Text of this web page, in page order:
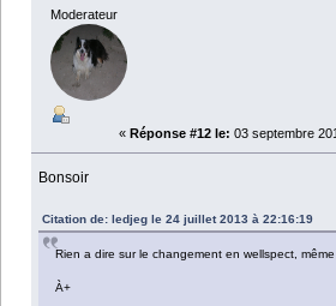
Moderateur
« Réponse #12 le: 03 septembre
Bonsoir
Citation de: ledjeg le 24 juillet 2013 à 22:16:19
Rien a dire sur le changement en wellspect, même
À+